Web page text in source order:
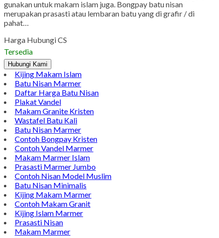
WhatsApp
LinkedIn
Tumblr
Gmail
Jual Batu Nisan Bongpay | Bongpay Kristen | Harga Bongpay
Jual Batu Nisan Bongpay | Bongpay Kristen | Harga Bongpay.
Bongpay merupakan sejenis batu nisan makam modern orang
tionghoa, namun pada perkembangan zaman bongpay juga di
gunakan untuk makam islam juga. Bongpay batu nisan
merupakan prasasti atau lembaran batu yang di grafir / di
pahat…
Harga Hubungi CS
Tersedia
Hubungi Kami
Kijing Makam Islam
Batu Nisan Marmer
Daftar Harga Batu Nisan
Plakat Vandel
Makam Granite Kristen